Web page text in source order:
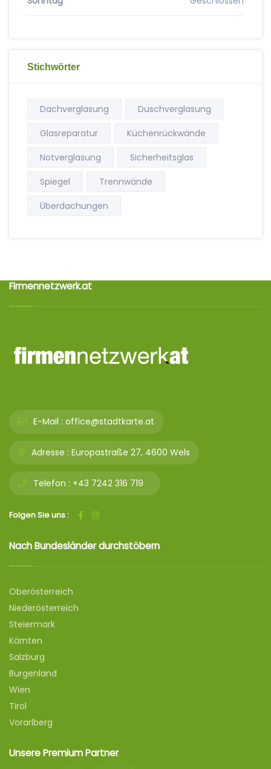
Stichwörter
Dachverglasung
Duschverglasung
Glasreparatur
Küchenrückwände
Notverglasung
Sicherheitsglas
Spiegel
Trennwände
Überdachungen
Firmennetzwerk.at
E-Mail : office@stadtkarte.at
Adresse : Europastraße 27, 4600 Wels
Telefon : +43 7242 316 719
Folgen Sie uns :
Nach Bundesländer durchstöbern
Oberösterreich
Niederösterreich
Steiermark
Kärnten
Salzburg
Burgenland
Wien
Tirol
Vorarlberg
Unsere Premium Partner